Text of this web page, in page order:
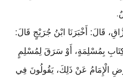
.
الرَّزَّاقِ، قَالَ: أَخْبَرَنَا ابْنُ جُرَيْجٍ قَالَ:
بِمُسْلِمَةٍ، أَوْ سَرَقَ لِمُسْلِمٍ
الْإِمَامُ عَنْ ذَلِكَ، يَقُولُونَ فِي